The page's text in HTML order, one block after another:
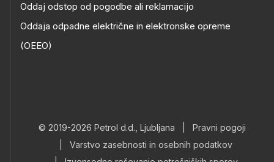
Oddaj odstop od pogodbe ali reklamacijo
Oddaja odpadne električne in elektronske opreme
(OEEO)
© 2019-2026 Petrol d.d., Ljubljana
Pravni pogoji
Varstvo zasebnosti in osebnih podatkov